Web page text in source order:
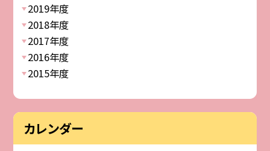
2019年度
2018年度
2017年度
2016年度
2015年度
カレンダー